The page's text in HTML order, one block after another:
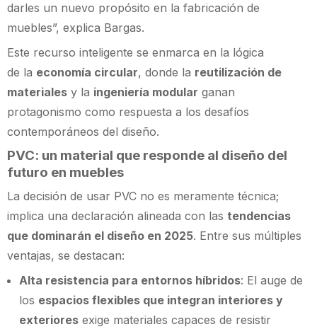
darles un nuevo propósito en la fabricación de
muebles”, explica Bargas.
Este recurso inteligente se enmarca en la lógica
de la economía circular, donde la reutilización de
materiales y la ingeniería modular ganan
protagonismo como respuesta a los desafíos
contemporáneos del diseño.
PVC: un material que responde al diseño del
futuro en muebles
La decisión de usar PVC no es meramente técnica;
implica una declaración alineada con las tendencias
que dominarán el diseño en 2025. Entre sus múltiples
ventajas, se destacan:
Alta resistencia para entornos híbridos: El auge de
los espacios flexibles que integran interiores y
exteriores exige materiales capaces de resistir